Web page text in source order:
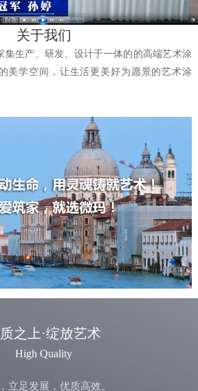
关于我们
集生产、研发、设计于一体的的高端艺术涂
美学空间，让生活更美好为愿景的艺术涂
之上·绽放艺术
High Quality
立足发展，优质高效。